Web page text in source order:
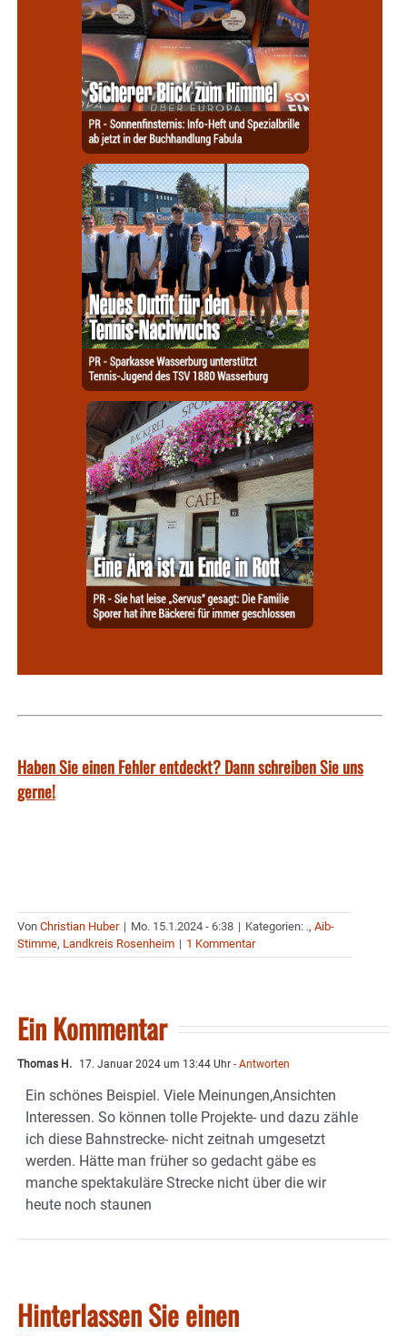
Haben Sie einen Fehler entdeckt? Dann schreiben Sie uns
gerne!
Von Christian Huber | Mo. 15.1.2024 - 6:38 | Kategorien: ., Aib-
Stimme, Landkreis Rosenheim | 1 Kommentar
Ein Kommentar
Thomas H. 17. Januar 2024 um 13:44 Uhr - Antworten
Ein schönes Beispiel. Viele Meinungen,Ansichten
Interessen. So können tolle Projekte- und dazu zähle
ich diese Bahnstrecke- nicht zeitnah umgesetzt
werden. Hätte man früher so gedacht gäbe es
manche spektakuläre Strecke nicht über die wir
heute noch staunen
Hinterlassen Sie einen